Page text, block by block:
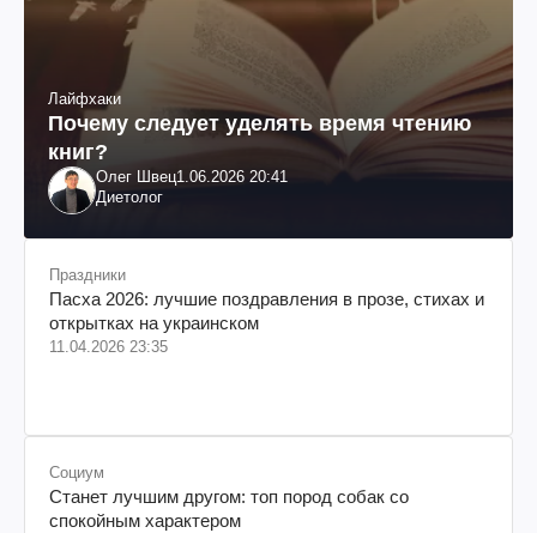
Лайфхаки
Почему следует уделять время чтению
книг?
Олег Швец1.06.2026 20:41
Диетолог
Праздники
Пасха 2026: лучшие поздравления в прозе, стихах и
открытках на украинском
11.04.2026 23:35
Социум
Станет лучшим другом: топ пород собак со
спокойным характером